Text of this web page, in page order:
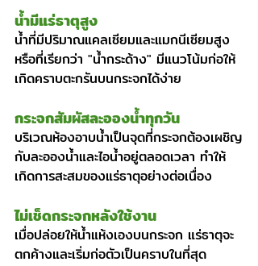
น้ำมีแร่ธาตุสูง
น้ำที่มีปริมาณแคลเซียมและแมกนีเซียมสูง
หรือที่เรียกว่า "น้ำกระด้าง" มีแนวโน้มก่อให้
เกิดคราบตะกรันบนกระจกได้ง่าย
กระจกสัมผัสละอองน้ำทุกวัน
บริเวณห้องอาบน้ำเป็นจุดที่กระจกต้องเผชิญ
กับละอองน้ำและไอน้ำอยู่ตลอดเวลา ทำให้
เกิดการสะสมของแร่ธาตุอย่างต่อเนื่อง
ไม่เช็ดกระจกหลังใช้งาน
เมื่อปล่อยให้น้ำแห้งเองบนกระจก แร่ธาตุจะ
ตกค้างและเริ่มก่อตัวเป็นคราบในที่สุด